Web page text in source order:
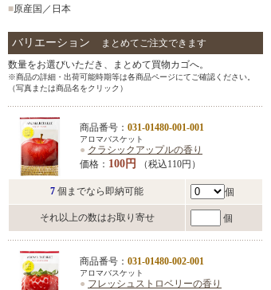
■原産国／日本
バリエーション
まとめてご注文できます
数量をお選びいただき、まとめて買物カゴへ。
※商品の詳細・出荷可能時期等は各商品ページにてご確認ください。
（写真または商品名をクリック）
商品番号： 031-01480-001-001
アロマバスケット
● クラシックアップルの香り
価格： 100円 （税込110円）
7 個までなら即納可能 個
それ以上の数はお取り寄せ 個
商品番号： 031-01480-002-001
アロマバスケット
● フレッシュストロベリーの香り